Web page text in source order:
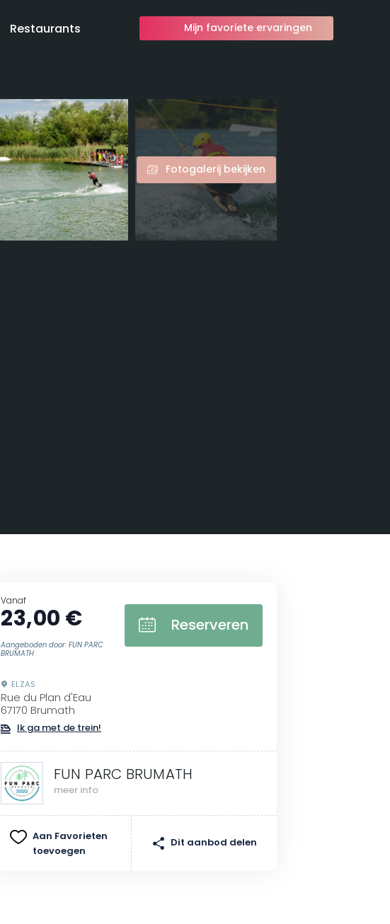
Restaurants Mijn favoriete ervaringen
Fotogalerij bekijken
Vanaf
23,00 €
Aangeboden door: FUN PARC
BRUMATH
Reserveren
ELZAS
Rue du Plan d'Eau
67170 Brumath
Ik ga met de trein!
FUN PARC BRUMATH
meer info
Aan Favorieten
toevoegen
Dit aanbod delen